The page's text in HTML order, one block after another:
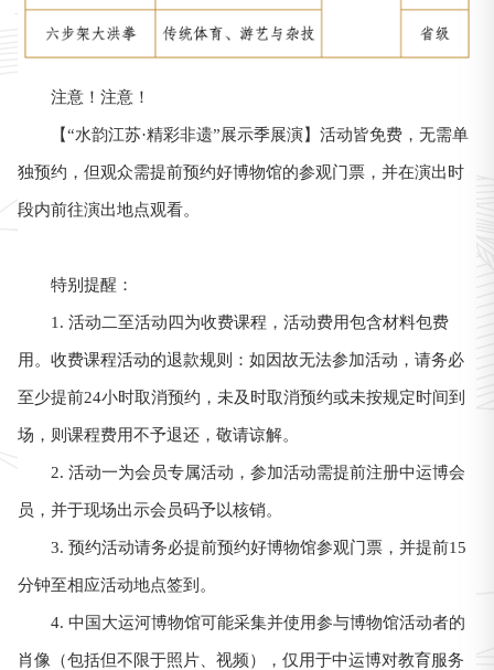
注意！注意！
【“水韵江苏·精彩非遗”展示季展演】活动皆免费，无需单
独预约，但观众需提前预约好博物馆的参观门票，并在演出时
段内前往演出地点观看。
特别提醒：
1. 活动二至活动四为收费课程，活动费用包含材料包费
用。收费课程活动的退款规则：如因故无法参加活动，请务必
至少提前24小时取消预约，未及时取消预约或未按规定时间到
场，则课程费用不予退还，敬请谅解。
2. 活动一为会员专属活动，参加活动需提前注册中运博会
员，并于现场出示会员码予以核销。
3. 预约活动请务必提前预约好博物馆参观门票，并提前15
分钟至相应活动地点签到。
4. 中国大运河博物馆可能采集并使用参与博物馆活动者的
肖像（包括但不限于照片、视频），仅用于中运博对教育服务